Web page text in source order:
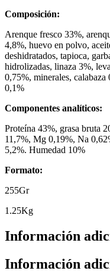
Composición:
Arenque fresco 33%,
4,8%, huevo en polvo,
deshidratados, tapioca,
hidrolizadas, linaza 3%,
0,75%, minerales,
0,1%
Componentes analíticos:
Proteína 43%, grasa bruta
11,7%, Mg 0,19%, Na
5,2%. Humedad 10%
Formato:
255Gr
1.25Kg
Información
Información